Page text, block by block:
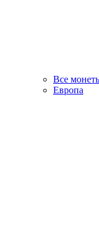
Все
Европа